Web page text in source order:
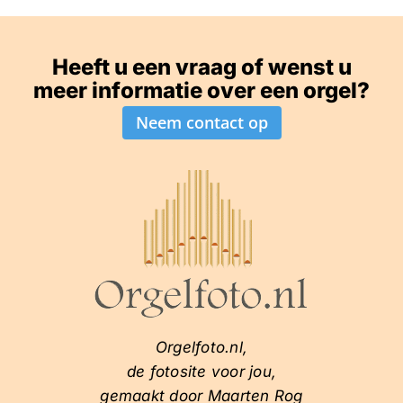
Heeft u een vraag of wenst u
meer informatie over een orgel?
Neem contact op
Orgelfoto.nl,
de fotosite voor jou,
gemaakt door Maarten Rog